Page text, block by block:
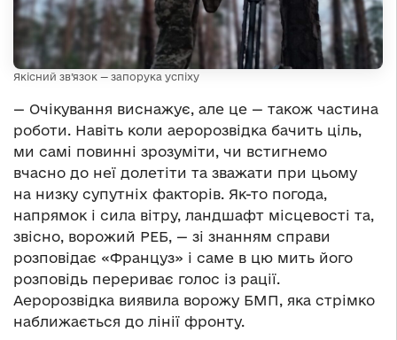
Якісний зв’язок — запорука успіху
— Очікування виснажує, але це — також частина
роботи. Навіть коли аеророзвідка бачить ціль,
ми самі повинні зрозуміти, чи встигнемо
вчасно до неї долетіти та зважати при цьому
на низку супутніх факторів. Як-то погода,
напрямок і сила вітру, ландшафт місцевості та,
звісно, ворожий РЕБ, — зі знанням справи
розповідає «Француз» і саме в цю мить його
розповідь перериває голос із рації.
Аеророзвідка виявила ворожу БМП, яка стрімко
наближається до лінії фронту.